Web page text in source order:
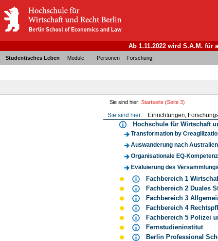
Ab 1.11.2022 wird S.A.M.
Studentisches Leben Module Personen Forschung
Sie sind hier:Startseite (Seite 3)
Sie sind hier: Einrichtungen,
Hochschule für Wirtschaft
Transformation by
Auswanderung nach
Organisationale EQ-
Evaluierung des
Fachbereich 1
Fachbereich 2
Fachbereich 3
Fachbereich 4
Fachbereich 5 Polizei
Fernstudieninstitut
Berlin Professional